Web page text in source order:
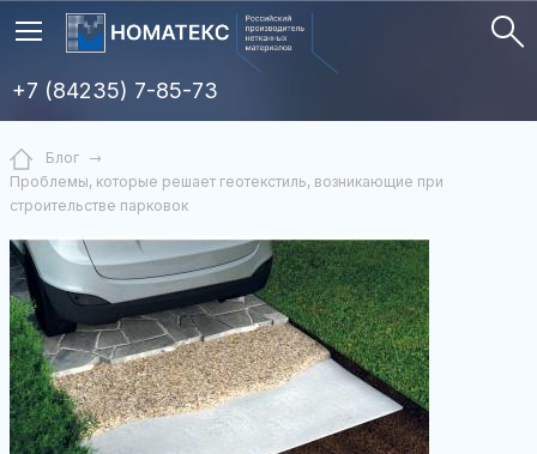
+7 (84235) 7-85-73
Блог
Проблемы, которые решает геотекстиль, возникающие при
строительстве парковок